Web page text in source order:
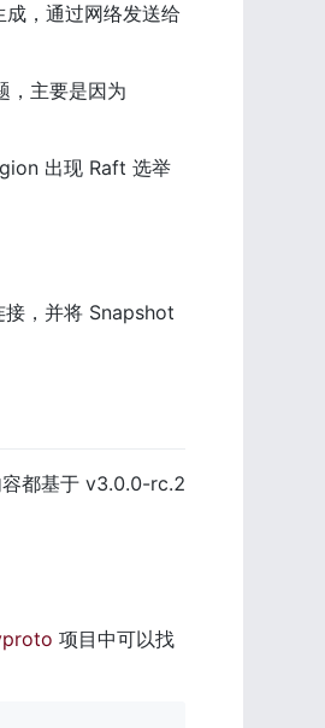
，通过网络发送给
，主要是因为
出现 Raft 选举
，并将 Snapshot
都基于 v3.0.0-rc.2
项目中可以找